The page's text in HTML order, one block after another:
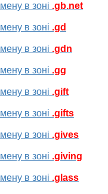
в зоні .gb.net
в зоні .gd
в зоні .gdn
в зоні .gg
в зоні .gift
в зоні .gifts
в зоні .gives
в зоні .giving
в зоні .glass